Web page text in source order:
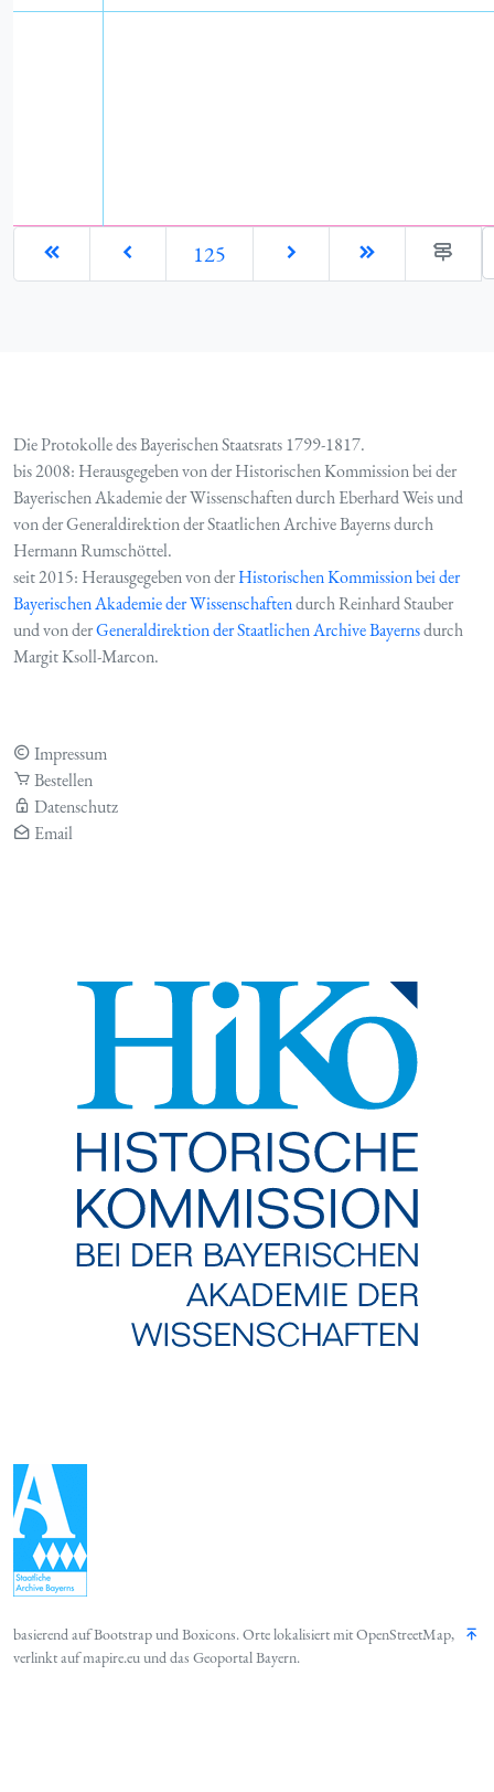
125
Die Protokolle des Bayerischen Staatsrats 1799-1817.
bis 2008: Herausgegeben von der Historischen Kommission bei der
Bayerischen Akademie der Wissenschaften durch Eberhard Weis und
von der Generaldirektion der Staatlichen Archive Bayerns durch
Hermann Rumschöttel.
seit 2015: Herausgegeben von derHistorischen Kommission bei der
Bayerischen Akademie der Wissenschaftendurch Reinhard Stauber
und von derGeneraldirektion der Staatlichen Archive Bayernsdurch
Margit Ksoll-Marcon.
Impressum
Bestellen
Datenschutz
Email
basierend aufBootstrapundBoxicons. Orte lokalisiert mitOpenStreetMap,
verlinkt aufmapire.euund das Geoportal Bayern.